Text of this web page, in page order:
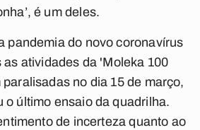
é um deles.
pandemia do novo coronavírus
as atividades da 'Moleka 100
no dia 15 de março,
o último ensaio da quadrilha.
de incerteza quanto ao